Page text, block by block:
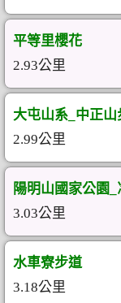
平等里櫻花
2.93公里
大屯山系_中正山
2.99公里
陽明山國家公園
3.03公里
水車寮步道
3.18公里